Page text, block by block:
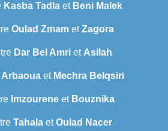
Kasba Tadlaet Beni Malek
Oulad Zmam etZagora
Dar Bel Amriet Asilah
Arbaoua et Mechra Belqsiri
Imzourene et Bouznika
Tahala etOulad Nacer